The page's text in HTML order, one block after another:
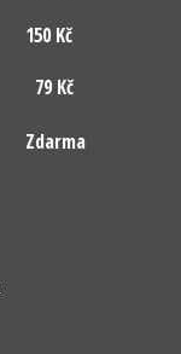
150 Kč
79 Kč
Zdarma